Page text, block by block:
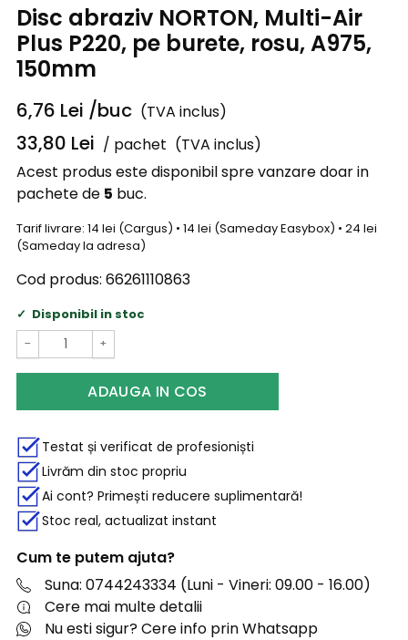
Disc abraziv NORTON, Multi-Air
Plus P220, pe burete, rosu, A975,
150mm
6,76 Lei /buc (TVA inclus)
33,80 Lei / pachet (TVA inclus)
Acest produs este disponibil spre vanzare doar in
pachete de 5 buc.
Tarif livrare: 14 lei (Cargus) • 14 lei (Sameday Easybox) • 24 lei
(Sameday la adresa)
Cod produs: 66261110863
Disponibil in stoc
− +
ADAUGA IN COS
Testat și verificat de profesioniști
Livrăm din stoc propriu
Ai cont? Primești reducere suplimentară!
Stoc real, actualizat instant
Cum te putem ajuta?
Suna: 0744243334 (Luni - Vineri: 09.00 - 16.00)
Cere mai multe detalii
Nu esti sigur? Cere info prin Whatsapp